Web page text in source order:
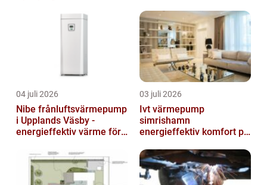
04 juli 2026
Nibe frånluftsvärmepump
i Upplands Väsby -
energieffektiv värme för
03 juli 2026
Ivt värmepump
simrishamn
energieffektiv komfort på